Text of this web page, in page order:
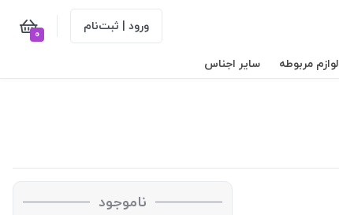
ورود | ثبت‌نام 0
لوازم مربوطه سایر اجناس
ناموجود